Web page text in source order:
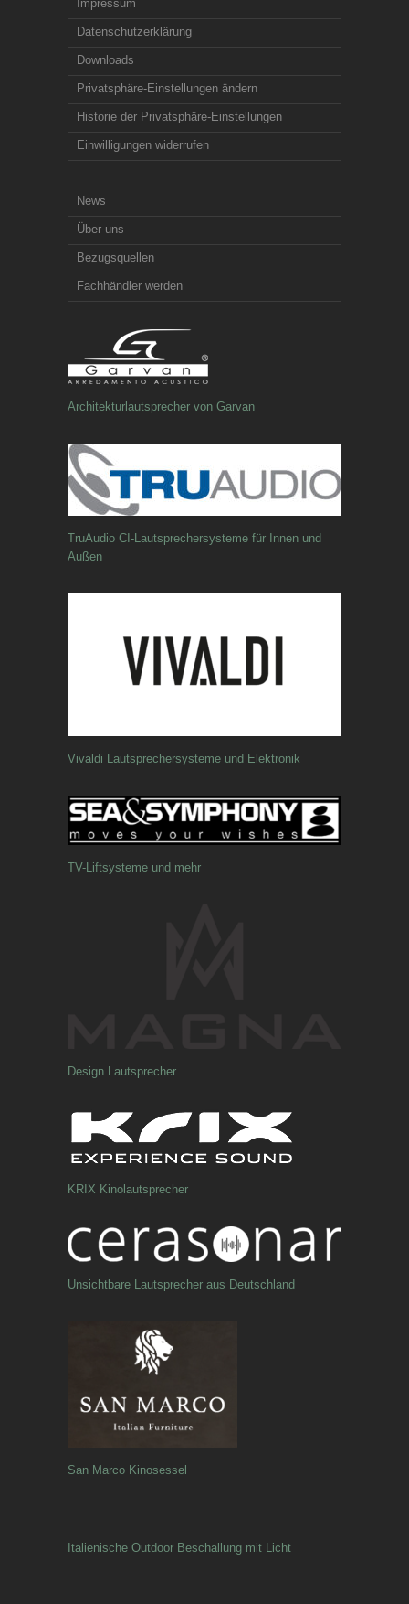
Impressum
Datenschutzerklärung
Downloads
Privatsphäre-Einstellungen ändern
Historie der Privatsphäre-Einstellungen
Einwilligungen widerrufen
News
Über uns
Bezugsquellen
Fachhändler werden
Architekturlautsprecher von Garvan
TruAudio CI-Lautsprechersysteme für Innen und
Außen
Vivaldi Lautsprechersysteme und Elektronik
TV-Liftsysteme und mehr
Design Lautsprecher
KRIX Kinolautsprecher
Unsichtbare Lautsprecher aus Deutschland
San Marco Kinosessel
Italienische Outdoor Beschallung mit Licht